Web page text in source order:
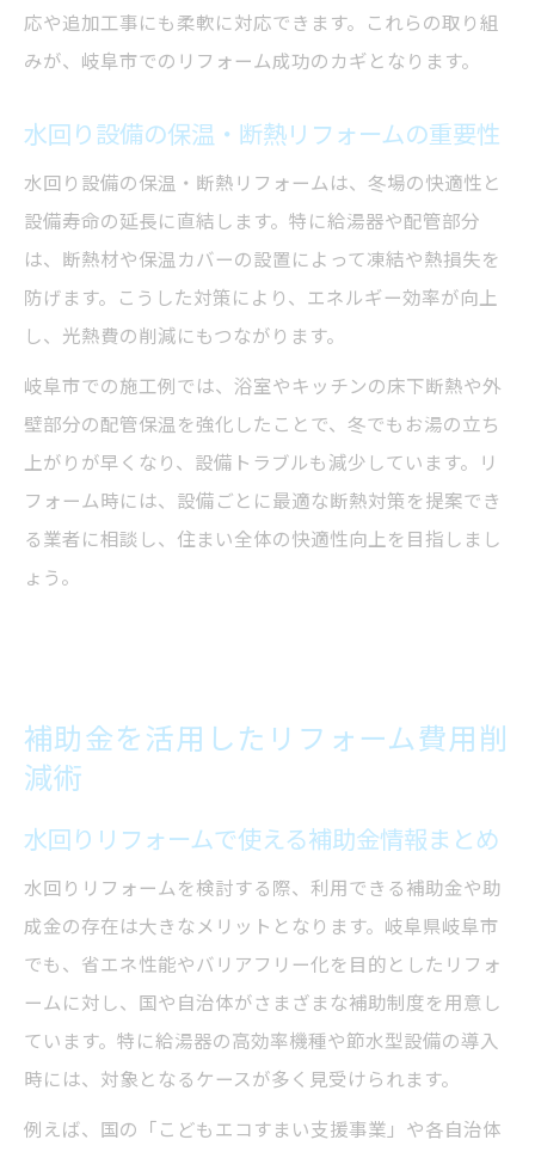
応や追加工事にも柔軟に対応できます。これらの取り組
みが、岐阜市でのリフォーム成功のカギとなります。
水回り設備の保温・断熱リフォームの重要性
水回り設備の保温・断熱リフォームは、冬場の快適性と
設備寿命の延長に直結します。特に給湯器や配管部分
は、断熱材や保温カバーの設置によって凍結や熱損失を
防げます。こうした対策により、エネルギー効率が向上
し、光熱費の削減にもつながります。
岐阜市での施工例では、浴室やキッチンの床下断熱や外
壁部分の配管保温を強化したことで、冬でもお湯の立ち
上がりが早くなり、設備トラブルも減少しています。リ
フォーム時には、設備ごとに最適な断熱対策を提案でき
る業者に相談し、住まい全体の快適性向上を目指しまし
ょう。
補助金を活用したリフォーム費用削
減術
水回りリフォームで使える補助金情報まとめ
水回りリフォームを検討する際、利用できる補助金や助
成金の存在は大きなメリットとなります。岐阜県岐阜市
でも、省エネ性能やバリアフリー化を目的としたリフォ
ームに対し、国や自治体がさまざまな補助制度を用意し
ています。特に給湯器の高効率機種や節水型設備の導入
時には、対象となるケースが多く見受けられます。
例えば、国の「こどもエコすまい支援事業」や各自治体